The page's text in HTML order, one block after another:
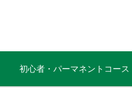
初心者・パーマネントコース